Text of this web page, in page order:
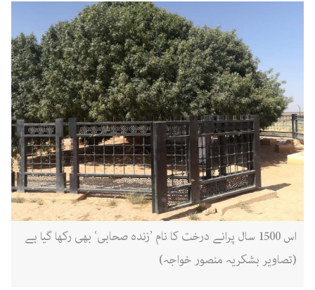
اس 1500 سال پرانے درخت کا نام ’زندہ صحابی‘ بھی رکھا گیا ہے
(تصاویر بشکریہ منصور خواجہ)